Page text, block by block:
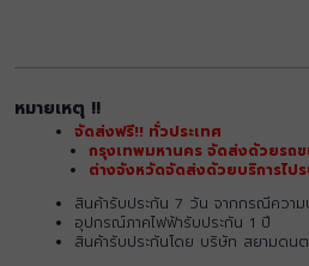
หมายเหตุ !!
จัดส่งฟรี!! ทั่วประเทศ
กรุงเทพมหานคร จัดส่งด้วยรถ
ต่างจังหวัดจัดส่งด้วยบริการไป
สินค้ารับประกัน 7 วัน จากกรณีควา
อุปกรณ์ภาคไฟฟ้ารับประกัน 1 ปี
สินค้ารับประกันโดย บริษัท สยามดนต